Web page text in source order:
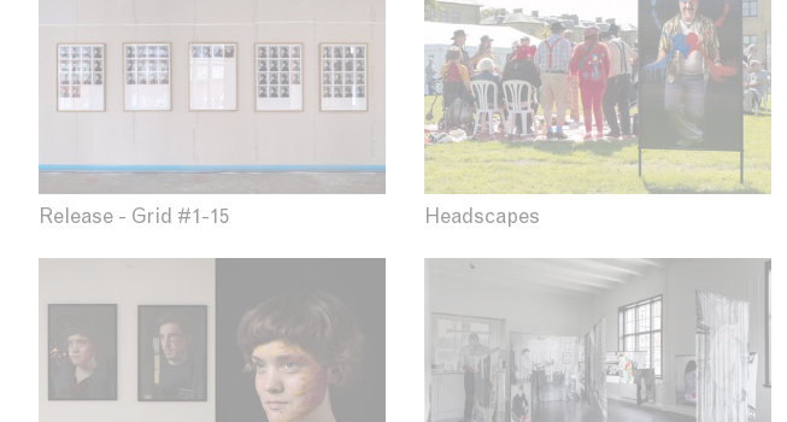
Release - Grid #1-15 Headscapes